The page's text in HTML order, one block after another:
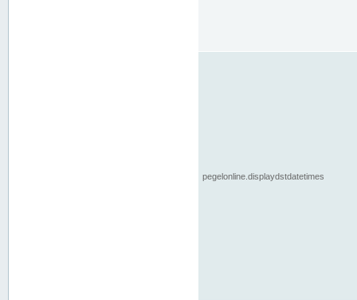
pegelonline.displaydstdatetimes